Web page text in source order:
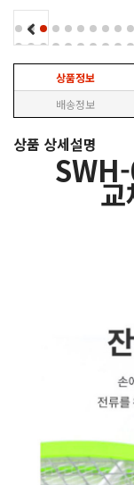
상품정보
배송정보
상품 상세설명